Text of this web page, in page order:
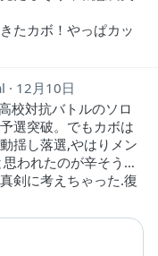
たカボ！やっぱカッ
12月10日
校対抗バトルのソロ
選突破。でもカボは
揺し落選,やはりメン
われたのが辛そう…
剣に考えちゃった.復